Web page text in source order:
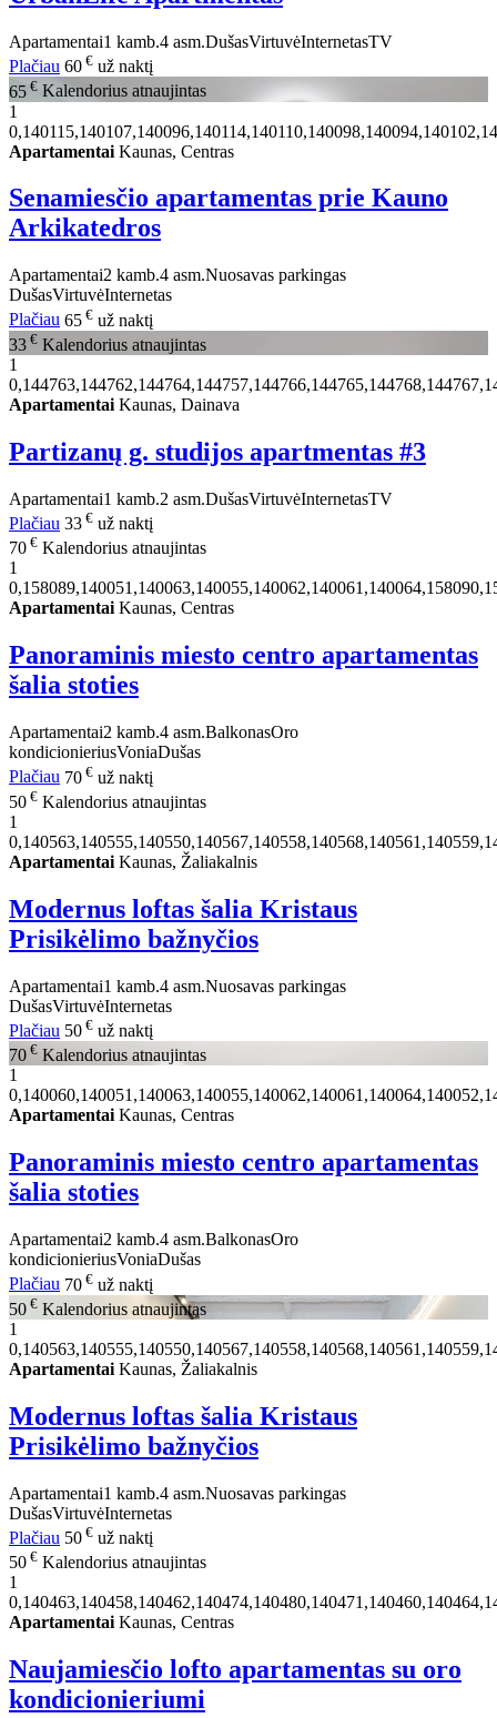
Apartamentai1 kamb.4 asm.DušasVirtuvėInternetasTV
Plačiau 60 € už naktį
65 € Kalendorius atnaujintas
1
Apartamentai Kaunas, Centras
Senamiesčio apartamentas prie Kauno
Arkikatedros
Apartamentai2 kamb.4 asm.Nuosavas parkingas
DušasVirtuvėInternetas
Plačiau 65 € už naktį
33 € Kalendorius atnaujintas
1
Apartamentai Kaunas, Dainava
Partizanų g. studijos apartmentas #3
Apartamentai1 kamb.2 asm.DušasVirtuvėInternetasTV
Plačiau 33 € už naktį
70 € Kalendorius atnaujintas
1
ApartamentaiKaunas, Centras
Panoraminis miesto centro apartamentas
šalia stoties
Apartamentai2 kamb.4 asm.BalkonasOro
kondicionieriusVoniaDušas
Plačiau 70 € už naktį
50 € Kalendorius atnaujintas
1
Apartamentai Kaunas, Žaliakalnis
Modernus loftas šalia Kristaus
Prisikėlimo bažnyčios
Apartamentai1 kamb.4 asm.Nuosavas parkingas
DušasVirtuvėInternetas
Plačiau 50 € už naktį
70 € Kalendorius atnaujintas
1
ApartamentaiKaunas, Centras
Panoraminis miesto centro apartamentas
šalia stoties
Apartamentai2 kamb.4 asm.BalkonasOro
kondicionieriusVoniaDušas
Plačiau 70 € už naktį
50 € Kalendorius atnaujintas
1
Apartamentai Kaunas, Žaliakalnis
Modernus loftas šalia Kristaus
Prisikėlimo bažnyčios
Apartamentai1 kamb.4 asm.Nuosavas parkingas
DušasVirtuvėInternetas
Plačiau 50 € už naktį
50 € Kalendorius atnaujintas
1
Apartamentai Kaunas, Centras
Naujamiesčio lofto apartamentas su oro
kondicionieriumi